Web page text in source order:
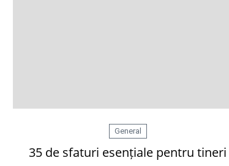
General
35 de sfaturi esențiale pentru tineri